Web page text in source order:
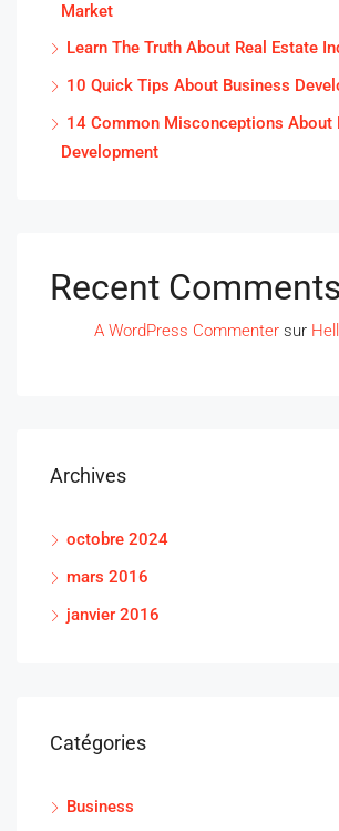
Market
Learn The Truth About Real Estate
10 Quick Tips About Business
14 Common Misconceptions About
Development
Recent Comments
A WordPress Commenter sur
Archives
octobre 2024
mars 2016
janvier 2016
Catégories
Business